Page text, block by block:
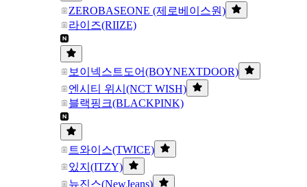
ZEROBASEONE (제로베이스원)
라이즈(RIIZE)
보이넥스트도어(BOYNEXTDOOR)
엔시티 위시(NCT WISH)
블랙핑크(BLACKPINK)
트와이스(TWICE)
있지(ITZY)
뉴진스(NewJeans)